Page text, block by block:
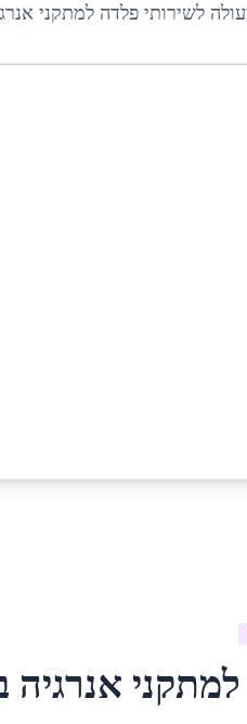
לשירותיפלדה למתקני
אנרגיה